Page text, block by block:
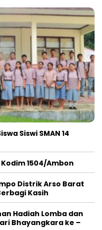
Siswi SMAN 14
1504/Ambon
Distrik Arso Barat
Kasih
Hadiah Lomba dan
Bhayangkara ke –